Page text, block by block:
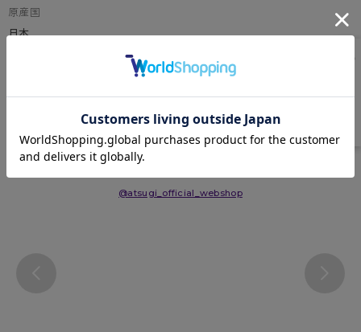
原産国
日本
Instagram
@atsugi_official_webshop